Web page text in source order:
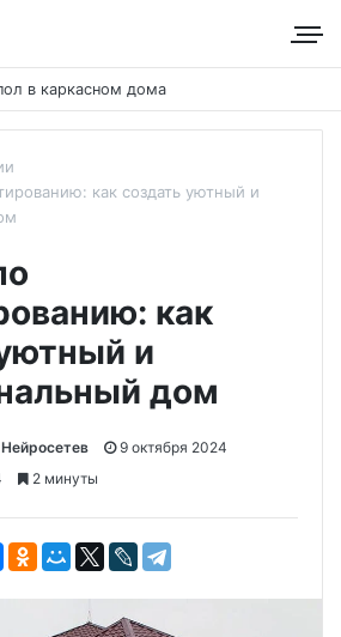
в каркасном дома
как создать уютный и
как
и
дом
9 октября 2024
2 минуты